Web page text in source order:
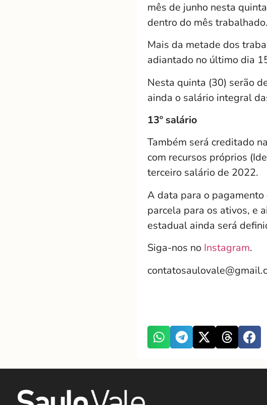
mês de junho nesta
dentro do mês trabalhado.
Mais da metade dos
adiantado no último dia
Nesta quinta (30) serão
ainda o salário integral
13º salário
Também será creditado
com recursos próprios
terceiro salário de 2022.
A data para o
parcela para os ativos, e
estadual ainda será
Siga-nos no Instagram.